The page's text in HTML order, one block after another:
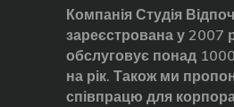
Компанія Студія
зареєстрована у 2007
обслуговує понад
на рік. Також ми
співпрацю для